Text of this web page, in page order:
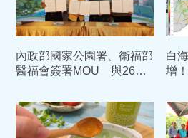
內政部國家公園署、衛福部
醫福會簽署MOU 與26家
白
增